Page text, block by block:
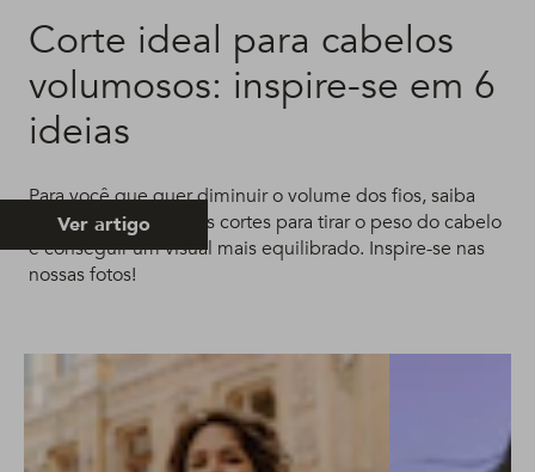
Corte ideal para cabelos
volumosos: inspire-se em 6
ideias
Para você que quer diminuir o volume dos fios, saiba
quais são os melhores cortes para tirar o peso do cabelo
e conseguir um visual mais equilibrado. Inspire-se nas
nossas fotos!
Ver artigo